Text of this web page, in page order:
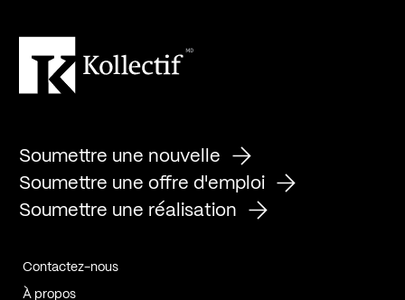
Soumettre une nouvelle
Soumettre une offre d'emploi
Soumettre une réalisation
Contactez-nous
À propos